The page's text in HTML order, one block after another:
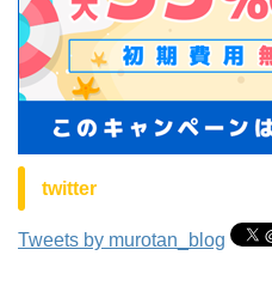
twitter
Tweets by murotan_blog